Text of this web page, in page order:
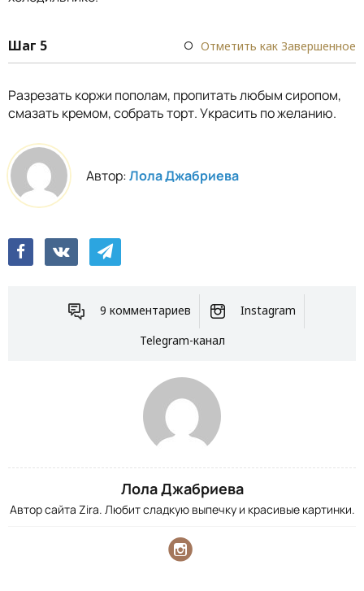
Шаг 5 Отметить как Завершенное
Разрезать коржи пополам, пропитать любым сиропом,
смазать кремом, собрать торт. Украсить по желанию.
Автор:Лола Джабриева
9 комментариев
Instagram
Telegram-канал
Лола Джабриева
Автор сайта Zira. Любит сладкую выпечку и красивые картинки.